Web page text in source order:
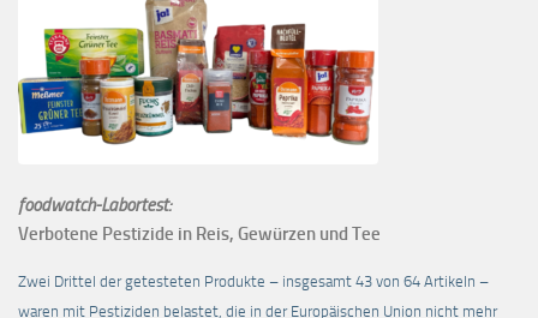
foodwatch-Labortest:
Verbotene Pestizide in Reis, Gewürzen und Tee
Zwei Drittel der getesteten Produkte – insgesamt 43 von 64 Artikeln –
waren mit Pestiziden belastet, die in der Europäischen Union nicht mehr